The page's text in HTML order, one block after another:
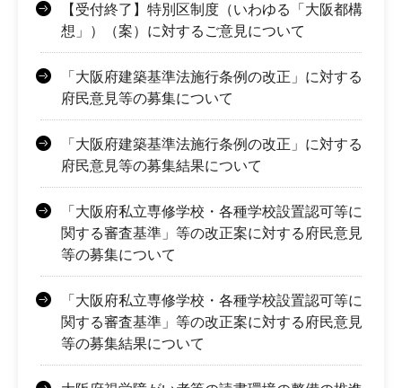
【受付終了】特別区制度（いわゆる「大阪都構
想」）（案）に対するご意見について
「大阪府建築基準法施行条例の改正」に対する
府民意見等の募集について
「大阪府建築基準法施行条例の改正」に対する
府民意見等の募集結果について
「大阪府私立専修学校・各種学校設置認可等に
関する審査基準」等の改正案に対する府民意見
等の募集について
「大阪府私立専修学校・各種学校設置認可等に
関する審査基準」等の改正案に対する府民意見
等の募集結果について